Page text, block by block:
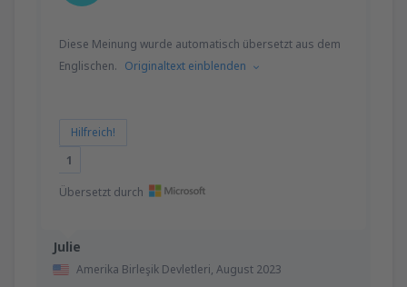
Julie
Amerika Birleşik Devletleri, August 2023
Diese Meinung wurde automatisch übersetzt aus dem
Englischen. Originaltext einblenden
Hilfreich!
1
Übersetzt durch